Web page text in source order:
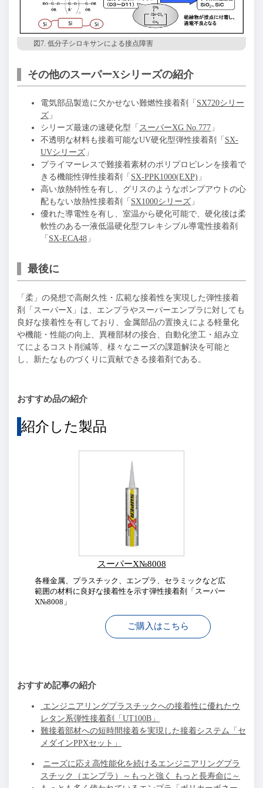
図7. 低分子シロキサンによる接点障害
その他のスーパーXシリーズの紹介
電気部品製造に欠かせない難燃性接着剤「 SX720シリー
ズ 」
シリーズ最速の速硬化型「 スーパーXG No.777 」
不透明な材料も接着可能なUV硬化型弾性接着剤「 SX-
UVシリーズ 」
プライマーレスで難接着素材のポリプロピレンを接着で
きる機能性弾性接着剤「 SX-PPK1000(EXP) 」
高い放熱特性を有し、グリスのようなポンプアウトの心
配もない放熱性接着剤「 SX1000シリーズ 」
優れた導電性を有し、室温から硬化可能で、硬化後は柔
軟性のある一液低温硬化型フレキシブル導電性接着剤
「 SX-ECA48 」
最後に
「柔」の発想で高耐久性・広範な接着性を実現した弾性接着
剤「スーパーX」は、エンプラやスーパーエンプラに対しても
良好な接着性を有しており、金属部品の置換えによる軽量化
や機能・性能の向上、異種部材の接合、自動化塗工・組み立
てによるコスト削減等、様々なニーズの課題解決を可能と
し、新たなものづくりに貢献できる接着剤である。
おすすめ品の紹介
紹介した製品
スーパーX№8008
各種金属、プラスチック、エンプラ、セラミックなど広
範囲の材料に良好な接着性を示す弾性接着剤「スーパー
X№8008」
ご購入はこちら
おすすめ記事の紹介
エンジニアリングプラスチックへの接着性に優れたウ
レタン系弾性接着剤「UT100B」
難接着部材への短時間接着を実現した接着システム「セ
メダインPPXセット」
ニーズに応え高性能化を続けるエンジニアリングプラ
スチック（エンプラ）～もっと強く もっと長寿命に～